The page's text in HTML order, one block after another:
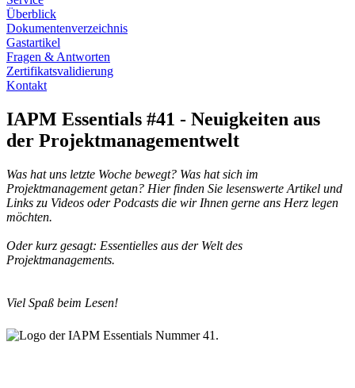
Überblick
Dokumentenverzeichnis
Gastartikel
Fragen & Antworten
Zertifikatsvalidierung
Kontakt
IAPM Essentials #41 - Neuigkeiten aus
der Projektmanagementwelt
Was hat uns letzte Woche bewegt? Was hat sich im
Projektmanagement getan? Hier finden Sie lesenswerte Artikel und
Links zu Videos oder Podcasts die wir Ihnen gerne ans Herz legen
möchten.
Oder kurz gesagt: Essentielles aus der Welt des
Projektmanagements.
Viel Spaß beim Lesen!